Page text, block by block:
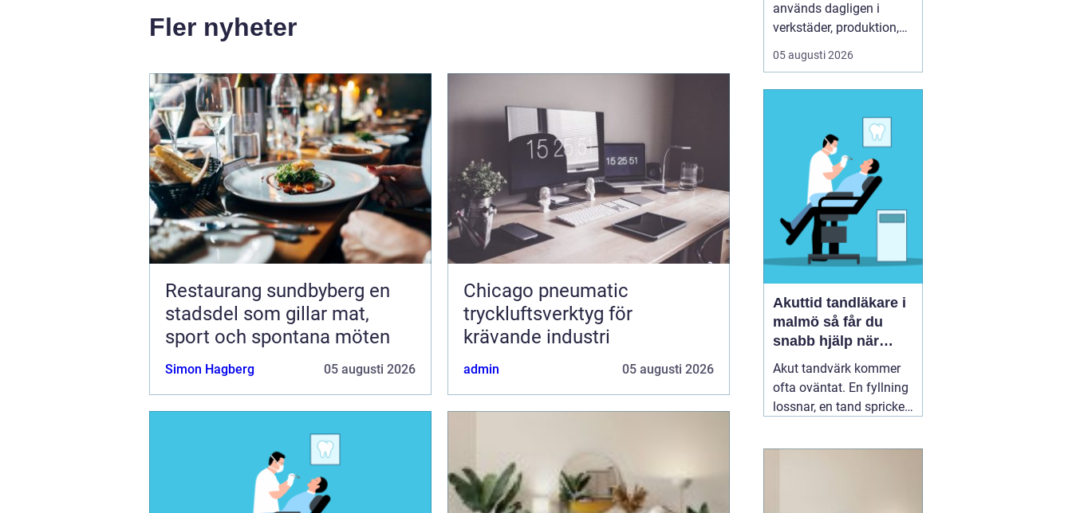
Fler nyheter
Restaurang sundbyberg en
stadsdel som gillar mat,
sport och spontana möten
Simon Hagberg 05 augusti 2026
Chicago pneumatic
tryckluftsverktyg för
krävande industri
admin 05 augusti 2026
används dagligen i
verkstäder, produktion,
service och underhåll. De
ska leverera högt
säkra och ergonomiska
för användaren. Chicago
Pneumatic är ett av de
mest etablerade namnen
05 augusti 2026
Akuttid tandläkare i
malmö så får du
snabb hjälp när
tanden gör ont
Akut tandvärk kommer
ofta oväntat. En fyllning
lossnar, en tand spricker
svullnar upp över en